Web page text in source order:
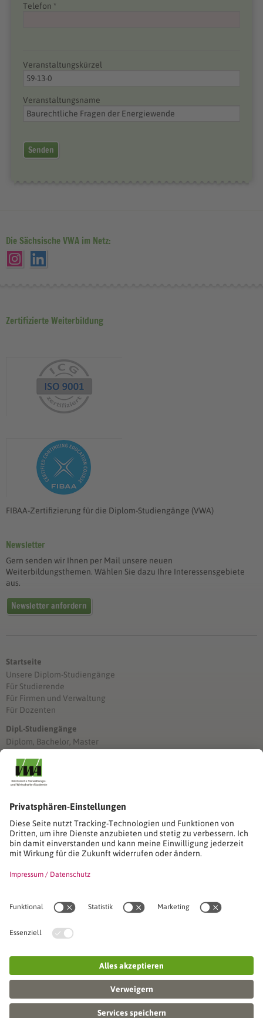
Telefon *
Veranstaltungskürzel
Veranstaltungsname
Senden
Die Sächsische VWA im Netz:
Zertifizierte Weiterbildung
FIBAA-Zertifizierung für die Diplom-Studiengänge (VWA)
Newsletter
Gern senden wir Ihnen per Mail unsere neuen
Weiterbildungsthemen. Wählen Sie dazu Ihre Interessensgebiete
aus.
Newsletter anfordern
Startseite
Unsere Diplom-Studiengänge
Für Studierende
Für Firmen und Verwaltung
Für Dozenten
Dipl.-Studiengänge
Diplom, Bachelor, Master
Stimmen unserer Absolventinnen und Absolventen
Stimmen unserer Absolventinnen und Absolventen
Seminare
Seminardatenbank
Inhouseanfragen
Seminarreihen
VWA stellt sich vor
Unser SVWA-Team
Veranstaltungsorte und Raumanmietung